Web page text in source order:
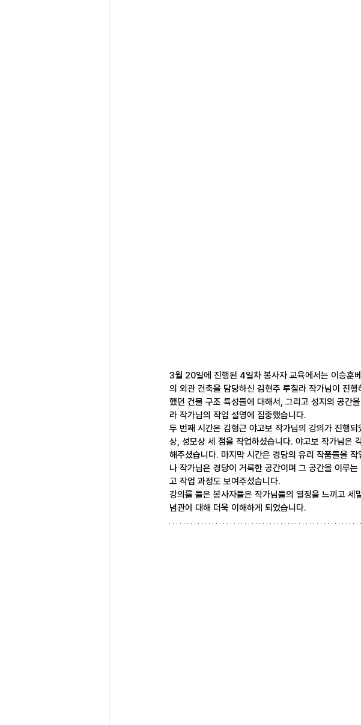
3월 20일에 진행된 4일차 봉사자 교육에서는 이승훈
의 외관 건축을 담당하신 김현주 루칠라 작가님이 진
했던 건물 구조 특성들에 대해서, 그리고 성지의 공간
라 작가님의 작업 설명에 집중했습니다.
두 번째 시간은 김형근 야고보 작가님의 강의가 진행
상, 성모상 세 점을 작업하셨습니다. 야고보 작가님은
해주셨습니다. 마지막 시간은 경당의 유리 작품들을
나 작가님은 경당이 거룩한 공간이며 그 공간을 이루
고 작업 과정도 보여주셨습니다.
강의를 들은 봉사자들은 작가님들의 열정을 느끼고 세
념관에 대해 더욱 이해하게 되었습니다.